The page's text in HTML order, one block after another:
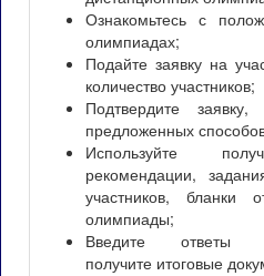
Ознакомьтесь с
олимпиадах;
Подайте заявку на
количество участников;
Подтвердите
предложенных
Используйте
рекомендации,
участников, бланки
олимпиады;
Введите ответы
получите итоговые